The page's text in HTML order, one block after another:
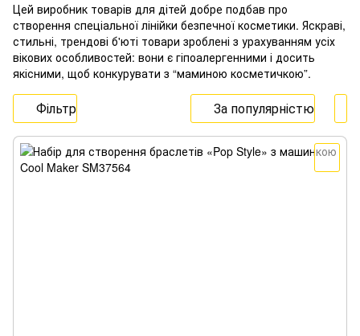
Цей виробник товарів для дітей добре подбав про
створення спеціальної лінійки безпечної косметики. Яскраві,
стильні, трендові б'юті товари зроблені з урахуванням усіх
вікових особливостей: вони є гіпоалергенними і досить
якісними, щоб конкурувати з “маминою косметичкою”.
Фільтр За популярністю